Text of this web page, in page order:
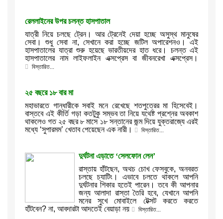
রেললাইনের উপর চলন্ত হাসপাতাল
যাত্রী নিয়ে চলছে ট্রেন। আর ট্রেনেই দেয়া হচ্ছে অসুস্থ মানুষের
সেবা। শুধু সেবা না, সেখানে করা হচ্ছে জটিল অপারেশনও। এই
হাসপাতালের যাত্রা শুরু হয়েছে ভারতীয়দের হাত ধরে। চলন্ত এই
হাসপাতালের নাম লাইফলাইন এক্সপ্রেস বা জীবনরেখা এক্সপ্রেস।
বিস্তারিত...
২৫ বছরে ১৮ বার মা
মহাভারতে গান্ধারীকে সবাই মনে রেখেছে শতপুত্রের মা হিসেবেই।
বাস্তবে এই কীর্তি গড়া কতটুকু সম্ভব তা নিয়ে যথেষ্ট প্রশ্নের অবকাশ
থাকলেও গত ২৫ বছর ৮ মাসে ১৮ সন্তানের জন্ম দিয়ে যুক্তরাজ্যে এরই
মধ্যে ‘সুপারমম’ খেতাব পেয়েছেন এক নারী।
বিস্তারিত...
দুর্ঘটনা এড়াতে ‘সেলফোন লেন’
রাস্তায় হাঁটছেন, অথচ চোখ ফেসবুকে, অনবরত
চলছে চ্যাটিং। এভাবে চলতে থাকলে আপনি
দুর্ঘটনার শিকার হতেই পারেন। তবে কী আপনার
জন্য আলাদা রাস্তা তৈরি হবে, যেখানে আপনি
মনের সুখে মোবাইলে টেক্সট করতে করতে
হাঁটবেন? না, আবদারটা আদতেই বেয়াড়া নয়
বিস্তারিত...